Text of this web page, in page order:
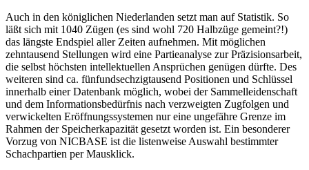
Auch in den königlichen Niederlanden setzt man auf Statistik. So
läßt sich mit 1040 Zügen (es sind wohl 720 Halbzüge gemeint?!)
das längste Endspiel aller Zeiten aufnehmen. Mit möglichen
zehntausend Stellungen wird eine Partieanalyse zur Präzisionsarbeit,
die selbst höchsten intellektuellen Ansprüchen genügen dürfte. Des
weiteren sind ca. fünfundsechzigtausend Positionen und Schlüssel
innerhalb einer Datenbank möglich, wobei der Sammelleidenschaft
und dem Informationsbedürfnis nach verzweigten Zugfolgen und
verwickelten Eröffnungssystemen nur eine ungefähre Grenze im
Rahmen der Speicherkapazität gesetzt worden ist. Ein besonderer
Vorzug von NICBASE ist die listenweise Auswahl bestimmter
Schachpartien per Mausklick.